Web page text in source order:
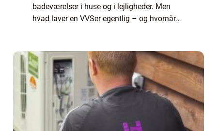
badeværelser i huse og i lejligheder. Men
hvad laver en VVSer egentlig – og hvornår